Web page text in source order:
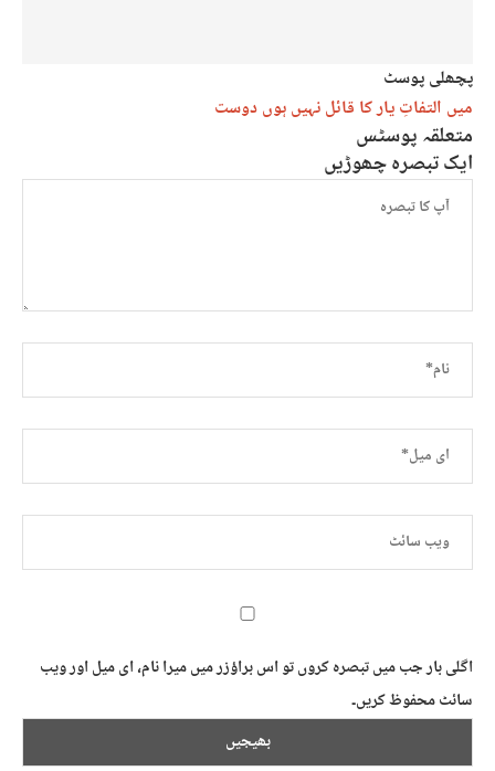
پچھلی پوسٹ
میں التفاتِ یار کا قائل نہیں ہوں دوست
متعلقہ پوسٹس
ایک تبصرہ چھوڑیں
اگلی بار جب میں تبصرہ کروں تو اس براؤزر میں میرا نام، ای میل اور ویب
سائٹ محفوظ کریں۔